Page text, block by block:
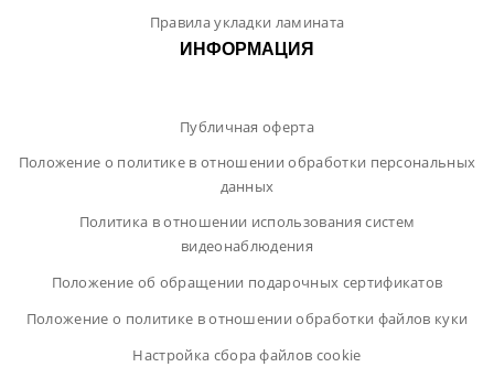
Правила укладки ламината
ИНФОРМАЦИЯ
Публичная оферта
Положение о политике в отношении обработки персональных
данных
Политика в отношении использования систем
видеонаблюдения
Положение об обращении подарочных сертификатов
Положение о политике в отношении обработки файлов куки
Настройка сбора файлов cookie